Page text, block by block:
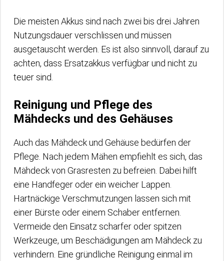
Die meisten Akkus sind nach zwei bis drei Jahren
Nutzungsdauer verschlissen und müssen
ausgetauscht werden. Es ist also sinnvoll, darauf zu
achten, dass Ersatzakkus verfügbar und nicht zu
teuer sind.
Reinigung und Pflege des
Mähdecks und des Gehäuses
Auch das Mähdeck und Gehäuse bedürfen der
Pflege. Nach jedem Mähen empfiehlt es sich, das
Mähdeck von Grasresten zu befreien. Dabei hilft
eine Handfeger oder ein weicher Lappen.
Hartnäckige Verschmutzungen lassen sich mit
einer Bürste oder einem Schaber entfernen.
Vermeide den Einsatz scharfer oder spitzen
Werkzeuge, um Beschädigungen am Mähdeck zu
verhindern. Eine gründliche Reinigung einmal im